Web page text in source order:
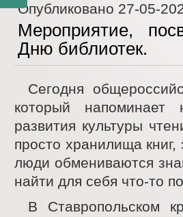
Опубликовано 27-05-
Мероприятие,
Дню библиотек.
Сегодня
который
развития культуры
просто хранилища
люди обмениваются
найти для себя что-то
В Ставропольском